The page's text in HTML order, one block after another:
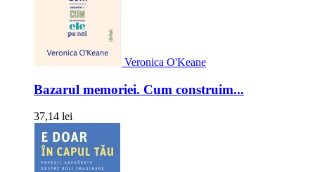
Veronica O'Keane
Bazarul memoriei. Cum construim...
37,14 lei